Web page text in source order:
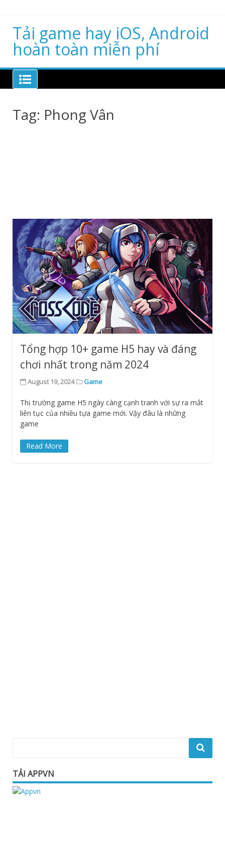
contentTải game hay iOS, Android
hoàn toàn miễn phí
Tag: Phong Vân
Tổng hợp 10+ game H5 hay và đáng
chơi nhất trong năm 2024
August 19, 2024 Game
Thị trường game H5 ngày càng cạnh tranh với sự ra mắt
liên tục của nhiều tựa game mới. Vậy đâu là những
game
Read More
TẢI APPVN